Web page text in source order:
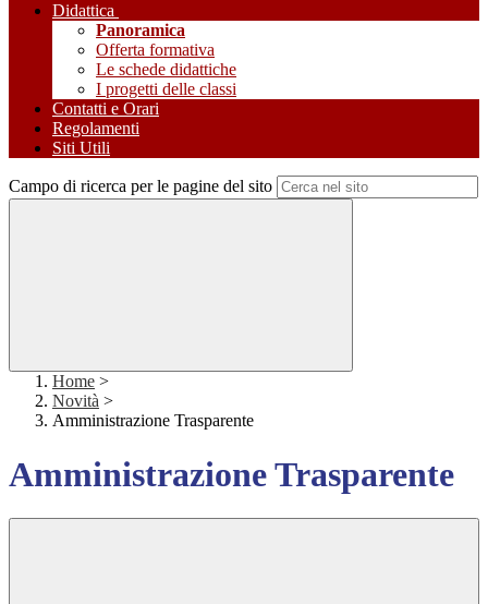
Didattica
Panoramica
Offerta formativa
Le schede didattiche
I progetti delle classi
Contatti e Orari
Regolamenti
Siti Utili
Campo di ricerca per le pagine del sito
Home >
Novità >
Amministrazione Trasparente
Amministrazione Trasparente